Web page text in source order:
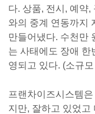
다. 상품, 전시, 예약
와의 중계 연동까지
만들어냈다. 수천만
는 사태에도 장애 한
영되고 있다. (소규
프랜차이즈시스템
지만, 잘하고 있었고